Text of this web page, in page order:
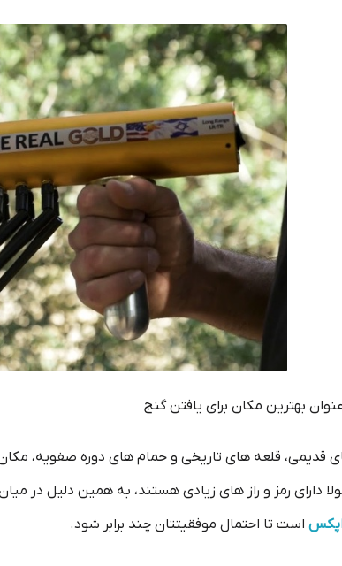
بهترین مکان برای یافتن گنج
قدیمی، قلعه های تاریخی و حمام های دوره صفویه،
دارای رمز و راز های زیادی هستند، به همین دلیل در میان
اپکس است تا احتمال موفقیتتان چند برابر شود.